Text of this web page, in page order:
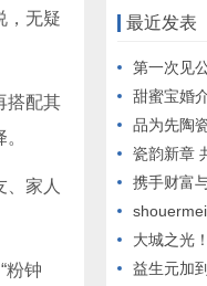
，无疑
搭配其
家人
粉钟
最近发表
第一次见公婆，该
甜蜜宝婚介简介
品为先陶瓷：
瓷韵新章 共筑未来
携手财富与健康！
shouermei益生元
大城之光！新明珠
益生元加到